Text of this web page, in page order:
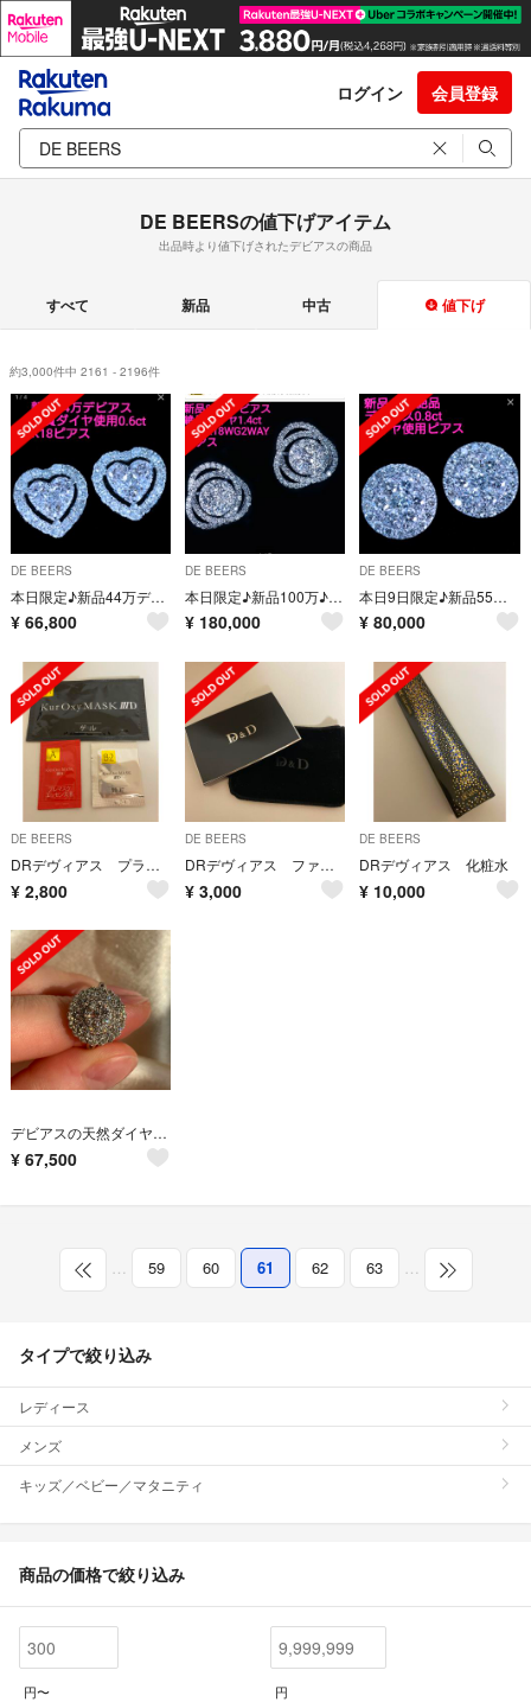
ログイン 会員登録
DE BEERSの値下げアイテム
出品時より値下げされたデビアスの商品
すべて 新品 中古 値下げ
約3,000件中 2161 - 2196件
DE BEERS
本日限定♪新品44万デビアス 絶品ダイヤ0.6ct使用✨ハ一ト K18ピアス
¥ 66,800
DE BEERS
本日限定♪新品100万♪絶品デビアス1.4ctダイヤ使用2WAY18金ピアス
¥ 180,000
DE BEERS
本日9日限定♪新品55万絶品デビアス0.8ctダイヤ使用K18ピアス★鑑別付属
¥ 80,000
DE BEERS
DRデヴィアス プラチナ クアオキシマスク 3D
¥ 2,800
DE BEERS
DRデヴィアス ファンデーション プラス リフィル
¥ 3,000
DE BEERS
DRデヴィアス 化粧水
¥ 10,000
デビアスの天然ダイヤモンド リング
¥ 67,500
… 59 60 61 62 63 …
タイプで絞り込み
レディース
メンズ
キッズ／ベビー／マタニティ
商品の価格で絞り込み
円〜 円